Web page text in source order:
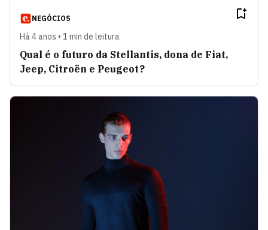
NEGÓCIOS
Há 4 anos • 1 min de leitura
Qual é o futuro da Stellantis, dona de Fiat,
Jeep, Citroën e Peugeot?